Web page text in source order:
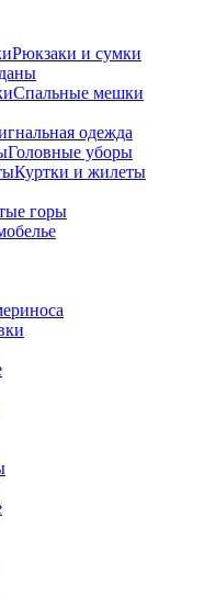
Рюкзаки и сумки
Спальные мешки
одежда
Головные уборы
Куртки и жилеты
горы